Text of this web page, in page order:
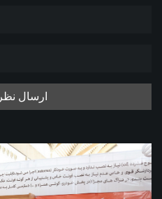
ارسال نظر